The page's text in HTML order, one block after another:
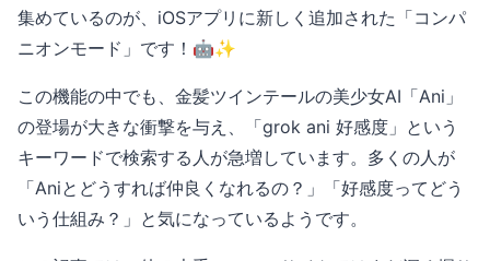
集めているのが、iOSアプリに新しく追加された「コンパ
ニオンモード」です！🤖✨
この機能の中でも、金髪ツインテールの美少女AI「Ani」
の登場が大きな衝撃を与え、「grok ani 好感度」という
キーワードで検索する人が急増しています。多くの人が
「Aniとどうすれば仲良くなれるの？」「好感度ってどう
いう仕組み？」と気になっているようです。